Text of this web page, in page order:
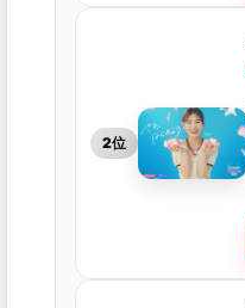
2位